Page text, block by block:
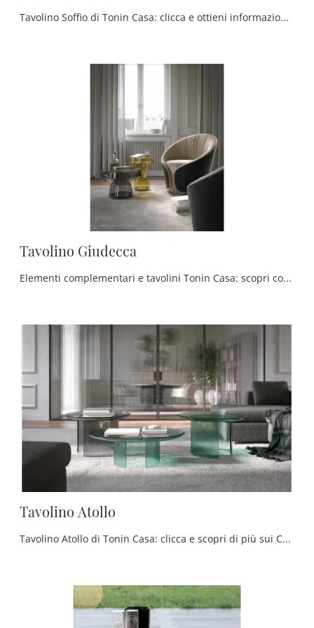
Tavolino Soffio di Tonin Casa: clicca e ottieni informazioni sui Complementi e tavolini moderni in vetro del noto e conosciuto brand!
Tavolino Giudecca
Elementi complementari e tavolini Tonin Casa: scopri come completare i tuoi spazi moderni con il modello Tavolino Giudecca.
Tavolino Atollo
Tavolino Atollo di Tonin Casa: clicca e scopri di più sui Complementi e tavolini moderni in vetro del noto e conosciuto brand!